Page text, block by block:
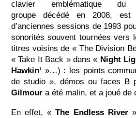
clavier emblématique du
groupe décédé en 2008, est
d’anciennes sessions de 1993
sonorités souvent tournées vers
titres voisins de « The Division
« Take It Back » dans « Night
Hawkin’ »…) : les points
de studio », démos ou faces B
Gilmour a été malin, et a joué de
En effet, «The Endless River»